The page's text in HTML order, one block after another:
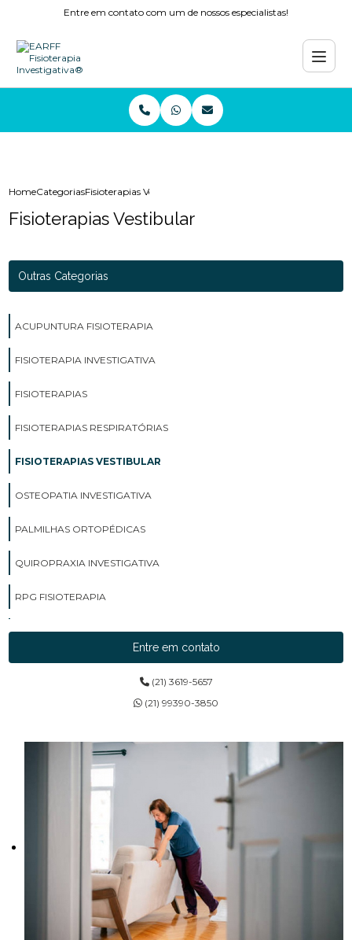
Entre em contato com um de nossos especialistas!
HomeCategoriasFisioterapias Vestibular
Fisioterapias Vestibular
Outras Categorias
ACUPUNTURA FISIOTERAPIA
FISIOTERAPIA INVESTIGATIVA
FISIOTERAPIAS
FISIOTERAPIAS RESPIRATÓRIAS
FISIOTERAPIAS VESTIBULAR
OSTEOPATIA INVESTIGATIVA
PALMILHAS ORTOPÉDICAS
QUIROPRAXIA INVESTIGATIVA
RPG FISIOTERAPIA
TRATAMENTO DE QUIROPRAXIA
TRATAMENTOS DE FISIOTERAPIA
Entre em contato
(21) 3619-5657
(21) 99390-3850